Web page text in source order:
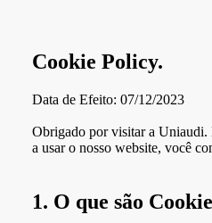
Cookie Policy.
Data de Efeito: 07/12/2023
Obrigado por visitar a Uniaudi.
a usar o nosso website, você
1. O que são